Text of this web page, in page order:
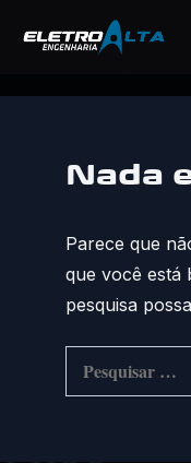
conteúdoNada
Parece que
que você está
pesquisa
Pesquisar
por: